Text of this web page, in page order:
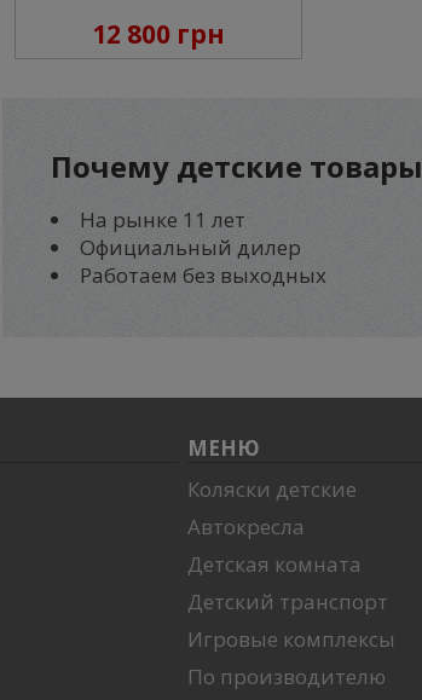
12 800 грн
Почему детские товары
На рынке 11 лет
Официальный дилер
Работаем без выходных
МЕНЮ
Коляски детские
Автокресла
Детская комната
Детский транспорт
Игровые комплексы
По производителю